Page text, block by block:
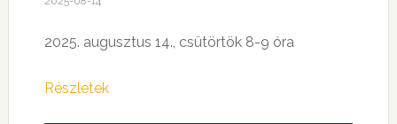
2025. augusztus 14., csütörtök 8-9 óra
Részletek